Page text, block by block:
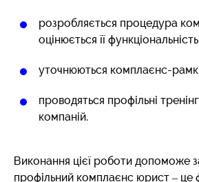
розробляється процедура
оцінюється її
уточнюються комплаєнс-
проводяться профільні
компаній.
Виконання цієї роботи допоможе
профільний комплаєнс юрист – це